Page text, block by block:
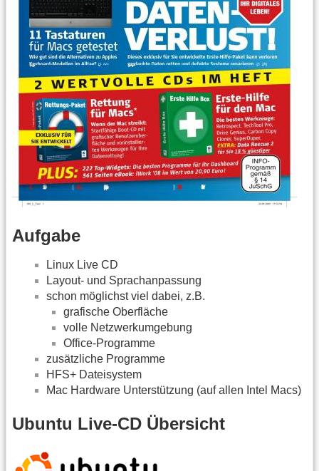
Aufgabe
Linux Live CD
Layout- und Sprachanpassung
schon möglichst viel dabei, z.B.
grafische Oberfläche
volle Netzwerkumgebung
Office-Programme
zusätzliche Programme
HFS+ Dateisystem
Mac Hardware Unterstützung (auf allen Intel Macs)
Ubuntu Live-CD Übersicht